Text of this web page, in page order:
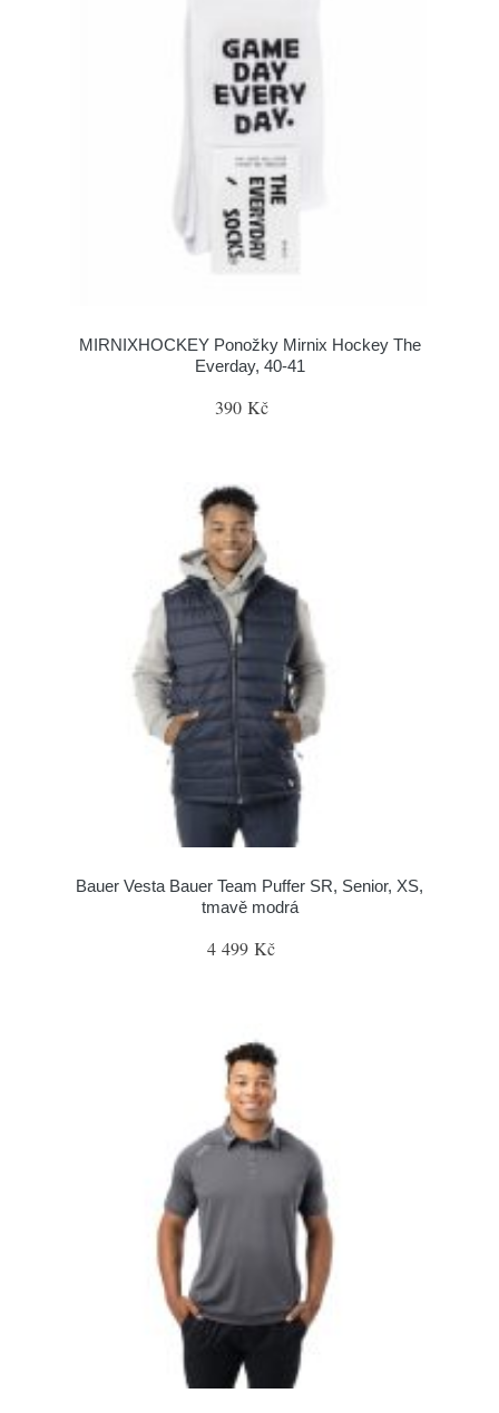
MIRNIXHOCKEY Ponožky Mirnix Hockey The
Everday, 40-41
390 Kč
Bauer Vesta Bauer Team Puffer SR, Senior, XS,
tmavě modrá
4 499 Kč